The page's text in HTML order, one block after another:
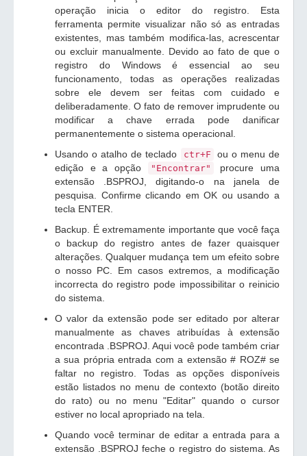
operação inicia o editor do registro. Esta
ferramenta permite visualizar não só as entradas
existentes, mas também modifica-las, acrescentar
ou excluir manualmente. Devido ao fato de que o
registro do Windows é essencial ao seu
funcionamento, todas as operações realizadas
sobre ele devem ser feitas com cuidado e
deliberadamente. O fato de remover imprudente ou
modificar a chave errada pode danificar
permanentemente o sistema operacional.
Usando o atalho de teclado
ctr+F
ou o menu de
edição e a opção
"Encontrar"
procure uma
extensão .BSPROJ, digitando-o na janela de
pesquisa. Confirme clicando em OK ou usando a
tecla ENTER.
Backup. É extremamente importante que você faça
o backup do registro antes de fazer quaisquer
alterações. Qualquer mudança tem um efeito sobre
o nosso PC. Em casos extremos, a modificação
incorrecta do registro pode impossibilitar o reinicio
do sistema.
O valor da extensão pode ser editado por alterar
manualmente as chaves atribuídas à extensão
encontrada .BSPROJ. Aqui você pode também criar
a sua própria entrada com a extensão # ROZ# se
faltar no registro. Todas as opções disponíveis
estão listados no menu de contexto (botão direito
do rato) ou no menu "Editar" quando o cursor
estiver no local apropriado na tela.
Quando você terminar de editar a entrada para a
extensão .BSPROJ feche o registro do sistema. As